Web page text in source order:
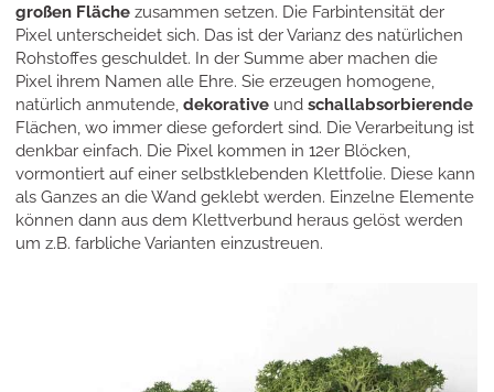
großen Fläche zusammen setzen. Die Farbintensität der
Pixel unterscheidet sich. Das ist der Varianz des natürlichen
Rohstoffes geschuldet. In der Summe aber machen die
Pixel ihrem Namen alle Ehre. Sie erzeugen homogene,
natürlich anmutende,dekorative undschallabsorbierende
Flächen, wo immer diese gefordert sind. Die Verarbeitung ist
denkbar einfach. Die Pixel kommen in 12er Blöcken,
vormontiert auf einer selbstklebenden Klettfolie. Diese kann
als Ganzes an die Wand geklebt werden. Einzelne Elemente
können dann aus dem Klettverbund heraus gelöst werden
um z.B. farbliche Varianten einzustreuen.